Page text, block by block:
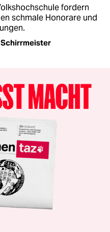
fordern
schmale Honorare und
Schirrmeister